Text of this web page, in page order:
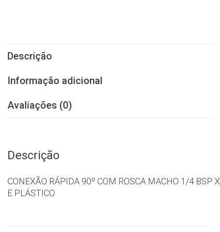
Descrição
Informação adicional
Avaliações (0)
Descrição
CONEXÃO RÁPIDA 90º COM ROSCA MACHO 1/4 BSP
E PLÁSTICO